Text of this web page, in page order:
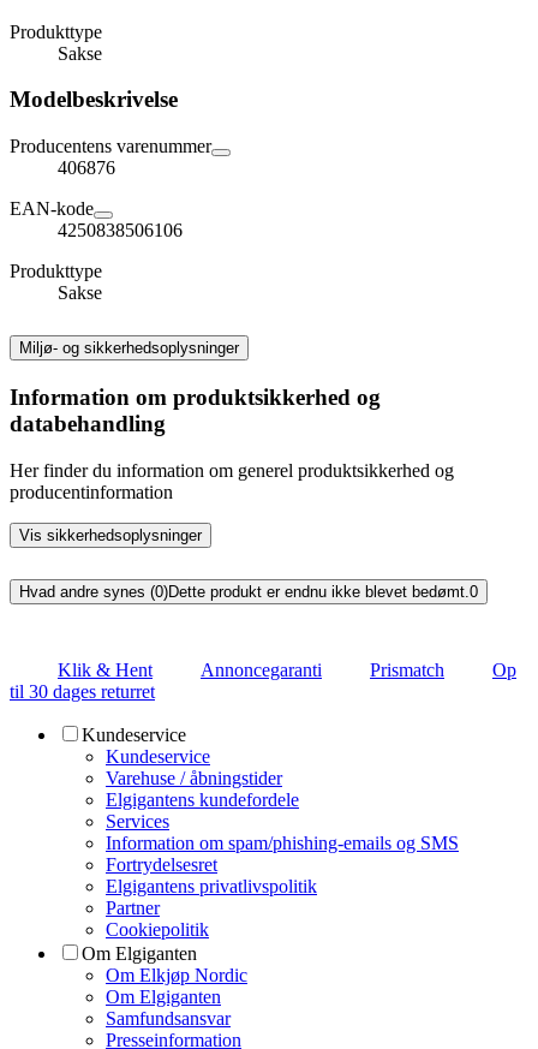
Produkttype
Sakse
Modelbeskrivelse
Producentens varenummer
406876
EAN-kode
4250838506106
Produkttype
Sakse
Miljø- og sikkerhedsoplysninger
Information om produktsikkerhed og
databehandling
Her finder du information om generel produktsikkerhed og
producentinformation
Vis sikkerhedsoplysninger
Hvad andre synes (0)Dette produkt er endnu ikke blevet bedømt. 0
Klik & Hent Annoncegaranti Prismatch
Op
til 30 dages returret
Kundeservice
Kundeservice
Varehuse / åbningstider
Elgigantens kundefordele
Services
Information om spam/phishing-emails og SMS
Fortrydelsesret
Elgigantens privatlivspolitik
Partner
Cookiepolitik
Om Elgiganten
Om Elkjøp Nordic
Om Elgiganten
Samfundsansvar
Presseinformation